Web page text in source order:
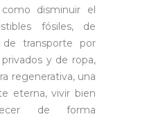
disminuir el
fósiles, de
de transporte por
y de ropa,
regenerativa, una
eterna, vivir bien
de forma